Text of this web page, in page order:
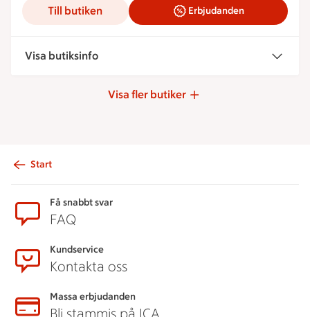
Till butiken Erbjudanden
Visa butiksinfo
Visa fler butiker
Start
Få snabbt svar
FAQ
Kundservice
Kontakta oss
Massa erbjudanden
Bli stammis på ICA